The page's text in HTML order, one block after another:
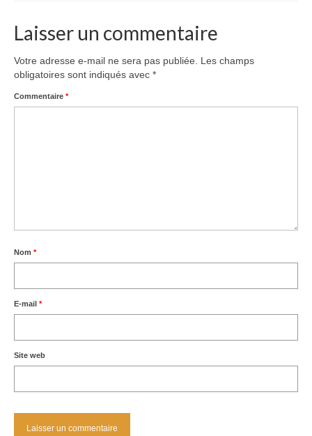
Laisser un commentaire
Votre adresse e-mail ne sera pas publiée.
Les champs
obligatoires sont indiqués avec *
Commentaire *
Nom *
E-mail *
Site web